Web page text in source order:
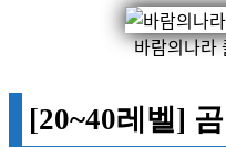
바람의나라
[20~40레벨]